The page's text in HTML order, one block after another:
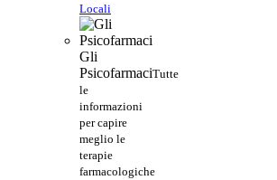
Locali
Gli
PsicofarmaciTutte
le
informazioni
per capire
meglio le
terapie
farmacologiche